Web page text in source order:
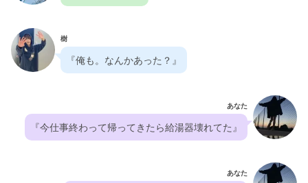
樹
『俺も。なんかあった？』
あなた
『今仕事終わって帰ってきたら給湯器壊れてた』
あなた